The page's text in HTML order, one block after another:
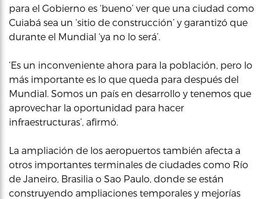
para el Gobierno es ‘bueno’ ver que una ciudad como
Cuiabá sea un ‘sitio de construcción’ y garantizó que
durante el Mundial ‘ya no lo será’.
‘Es un inconveniente ahora para la población, pero lo
más importante es lo que queda para después del
Mundial. Somos un país en desarrollo y tenemos que
aprovechar la oportunidad para hacer
infraestructuras’, afirmó.
La ampliación de los aeropuertos también afecta a
otros importantes terminales de ciudades como Río
de Janeiro, Brasilia o Sao Paulo, donde se están
construyendo ampliaciones temporales y mejorías